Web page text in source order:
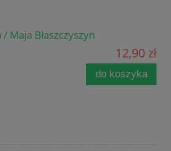
Maja Błaszczyszyn
12,90 zł
do koszyka